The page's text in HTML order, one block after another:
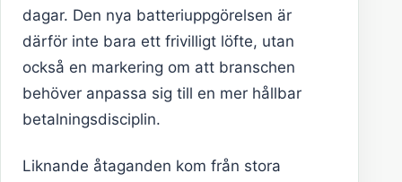
dagar. Den nya batteriuppgörelsen är
därför inte bara ett frivilligt löfte, utan
också en markering om att branschen
behöver anpassa sig till en mer hållbar
betalningsdisciplin.
Liknande åtaganden kom från stora